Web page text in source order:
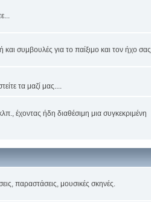
συμβουλές για το παίξιμο και τον ήχο σας.
τα μαζί μας....
έχοντας ήδη διαθέσιμη μια συγκεκριμένη
παραστάσεις, μουσικές σκηνές.